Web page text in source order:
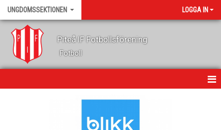
UNGDOMSSEKTIONEN LOGGA IN
Piteå IF Fotbollsförening
Fotboll